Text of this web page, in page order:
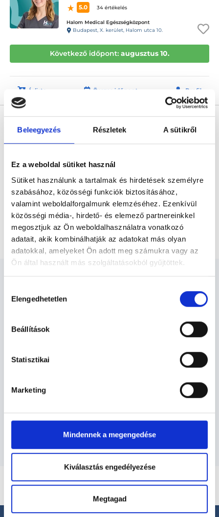
Beleegyezés Részletek A sütikről
Ez a weboldal sütiket használ
Sütiket használunk a tartalmak és hirdetések személyre
szabásához, közösségi funkciók biztosításához,
valamint weboldalforgalmunk elemzéséhez. Ezenkívül
közösségi média-, hirdető- és elemező partnereinkkel
megosztjuk az Ön weboldalhasználatra vonatkozó
adatait, akik kombinálhatják az adatokat más olyan
adatokkal, amelyeket Ön adott meg számukra vagy az
Ön által használt más szolgáltatásokból gyűjtöttek.
szabályzat:https://foglaljorvost.hu/info/foglaljorvost-
kiválasztása
Elengedhetetlen
Beállítások
Statisztikai
Marketing
Mindennek a megengedése
Kiválasztás engedélyezése
Megtagad
5.0
34 értékelés
Halom Medical Egészségközpont
Budapest, X. kerület, Halom utca 10.
Következő időpont: augusztus 10.
Árlista Összes időpont Profil
megszerzésére irányuló képzésben vesz részt. Ezen orvosok által
felelősséggel tartozik és azt közvetlenül felügyeli az egészségügyi
szakorvosjelölt önállóan láthat el feladatokat. A foglaljorvost.hu
felelősségét kizárja esetleges névazonosságért bármely szakorvos
és szakorvosjelölt esetén.
Főoldal Bőrgyógyász
Hétvégi konzultáció (feláras)
Bőrgyógyász - Bőrgyógyászat
Bőrgyógyászat TERÜLETHEZ
Szolgáltatások
Budapesti és vidéki bőrgyógyász orvosok